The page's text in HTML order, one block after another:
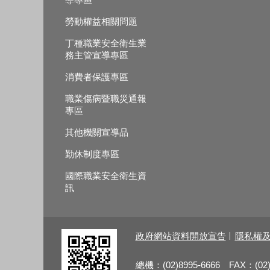
勞動權益相關問題
丁種職業安全衛生業
務主管宣導專區
消費者保護專區
職業傷病暨職災通報
專區
其他機關宣導品
勤休制度專區
國際職業安全衛生資
訊
政府網站資料開放宣告 隱私權
總機：(02)8995-6666 FAX：